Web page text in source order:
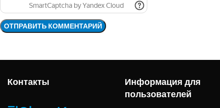
Контакты
Информация для
пользователей